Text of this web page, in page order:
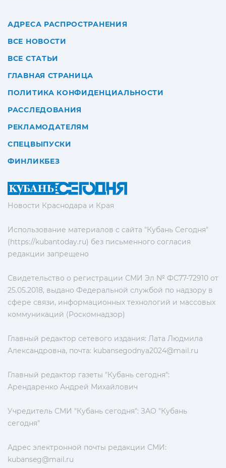
Новости Краснодара и Края
Использование материалов с сайта "Кубань Сегодня"
(https://kubantoday.ru) без письменного согласия
редакции запрещено
Свидетельство о регистрации СМИ Эл № ФС77-72910 от
25.05.2018, выдано Федеральной службой по надзору в
сфере связи, информационных технологий и массовых
коммуникаций (Роскомнадзор)
Главный редактор сетевого издания: Лата Людмила
Александровна, почта: kubansegodnya2024@mail.ru
Главный редактор газеты "Кубань сегодня":
Арендаренко Андрей Михайлович
Учредитель СМИ "Кубань сегодня": ЗАО "Кубань
сегодня"
Адрес электронной почты редакции СМИ:
kubanseg@mail.ru
АДРЕСА РАСПРОСТРАНЕНИЯ
ВСЕ НОВОСТИ
ВСЕ СТАТЬИ
ГЛАВНАЯ СТРАНИЦА
ПОЛИТИКА КОНФИДЕНЦИАЛЬНОСТИ
РАССЛЕДОВАНИЯ
РЕКЛАМОДАТЕЛЯМ
СПЕЦВЫПУСКИ
ФИНЛИКБЕЗ